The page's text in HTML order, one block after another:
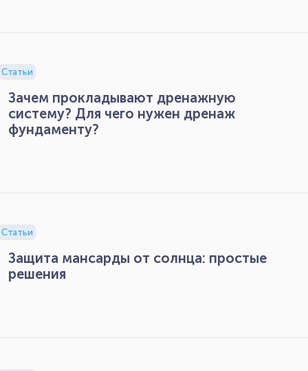
Статьи
Зачем прокладывают дренажную
систему? Для чего нужен дренаж
фундаменту?
Статьи
Защита мансарды от солнца: простые
решения